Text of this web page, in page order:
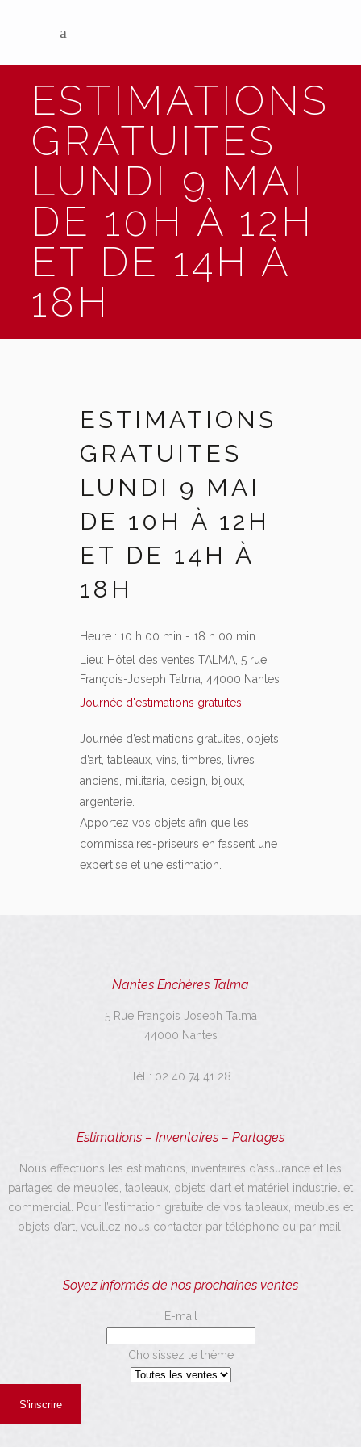
ESTIMATIONS
GRATUITES
LUNDI 9 MAI
DE 10H À 12H
ET DE 14H À
18H
ESTIMATIONS
GRATUITES
LUNDI 9 MAI
DE 10H À 12H
ET DE 14H À
18H
Heure : 10 h 00 min - 18 h 00 min
Lieu: Hôtel des ventes TALMA, 5 rue
François-Joseph Talma, 44000 Nantes
Journée d'estimations gratuites
Journée d’estimations gratuites, objets
d’art, tableaux, vins, timbres, livres
anciens, militaria, design, bijoux,
argenterie.
Apportez vos objets afin que les
commissaires-priseurs en fassent une
expertise et une estimation.
Nantes Enchères Talma
5 Rue François Joseph Talma
44000 Nantes
Tél : 02 40 74 41 28
Estimations – Inventaires – Partages
Nous effectuons les estimations, inventaires d’assurance et les
partages de meubles, tableaux, objets d’art et matériel industriel et
commercial. Pour l’estimation gratuite de vos tableaux, meubles et
objets d’art, veuillez nous contacter par téléphone ou par mail.
Soyez informés de nos prochaines ventes
E-mail
Choisissez le thème